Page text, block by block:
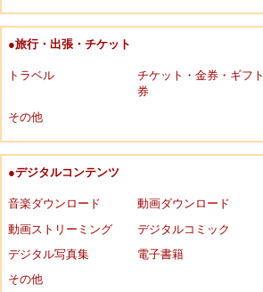
●旅行・出張・チケット
トラベル
チケット・金券・ギフト
券
その他
●デジタルコンテンツ
音楽ダウンロード
動画ダウンロード
動画ストリーミング
デジタルコミック
デジタル写真集
電子書籍
その他